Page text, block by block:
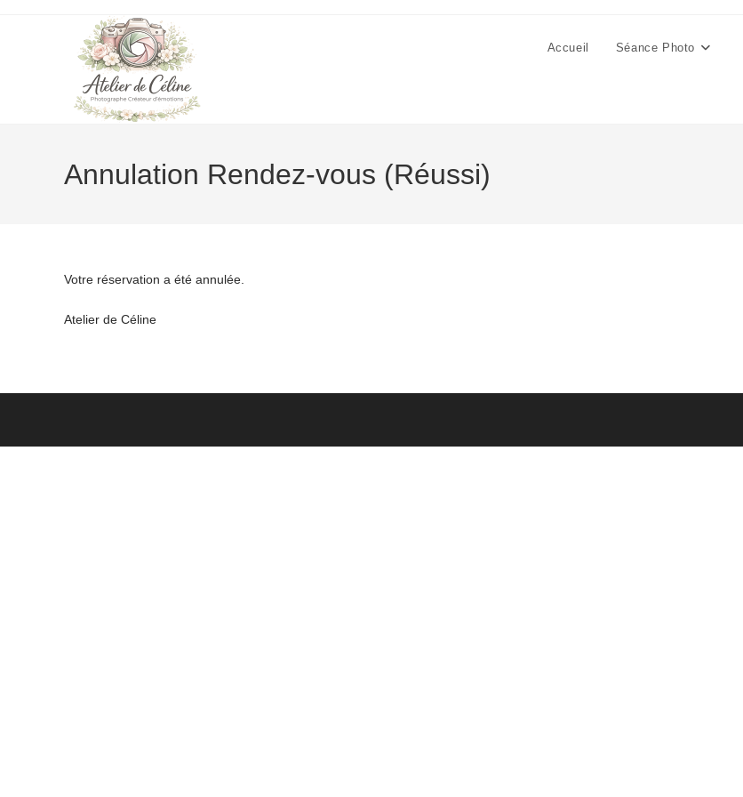
Accueil Séance Photo
Annulation Rendez-vous (Réussi)
Votre réservation a été annulée.
Atelier de Céline